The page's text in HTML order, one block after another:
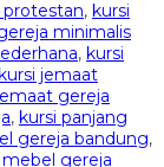
protestan, kursi
minimalis
, kursi
kursi jemaat
gereja
, kursi panjang
gereja bandung,
mebel gereja